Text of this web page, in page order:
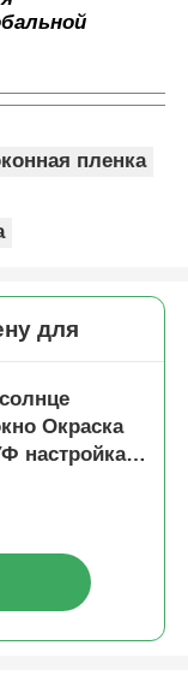
пленка
для
Окраска
настройка